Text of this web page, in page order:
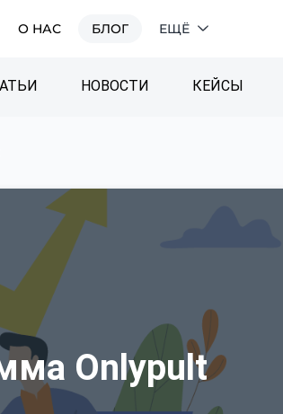
О НАС БЛОГ ЕЩЁ
НОВОСТИ КЕЙСЫ
Onlypult